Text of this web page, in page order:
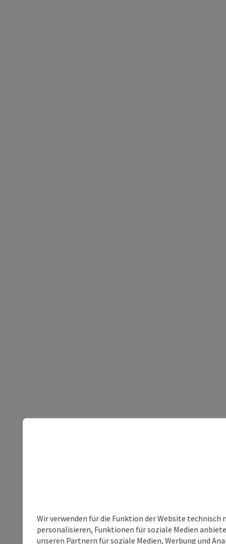
Wir verwenden für die Funktion der Website
personalisieren, Funktionen für soziale Medien
unseren Partnern für soziale Medien, Werbung und